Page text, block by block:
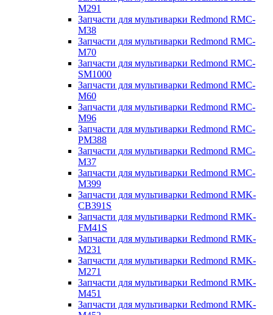
M291
Запчасти для мультиварки Redmond RMC-
M38
Запчасти для мультиварки Redmond RMC-
M70
Запчасти для мультиварки Redmond RMC-
SM1000
Запчасти для мультиварки Redmond RMC-
M60
Запчасти для мультиварки Redmond RMC-
M96
Запчасти для мультиварки Redmond RMC-
PM388
Запчасти для мультиварки Redmond RMC-
M37
Запчасти для мультиварки Redmond RMC-
M399
Запчасти для мультиварки Redmond RMK-
CB391S
Запчасти для мультиварки Redmond RMK-
FM41S
Запчасти для мультиварки Redmond RMK-
M231
Запчасти для мультиварки Redmond RMK-
M271
Запчасти для мультиварки Redmond RMK-
M451
Запчасти для мультиварки Redmond RMK-